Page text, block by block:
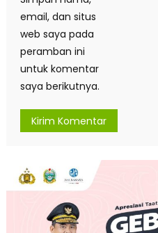
email, dan situs
web saya pada
peramban ini
untuk komentar
saya berikutnya.